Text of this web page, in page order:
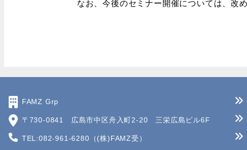
FAMZ Grp
〒730-0841 広島市中区舟入町2-20 三栄広島ビル6F
TEL:082-961-6280（(株)FAMZ受）